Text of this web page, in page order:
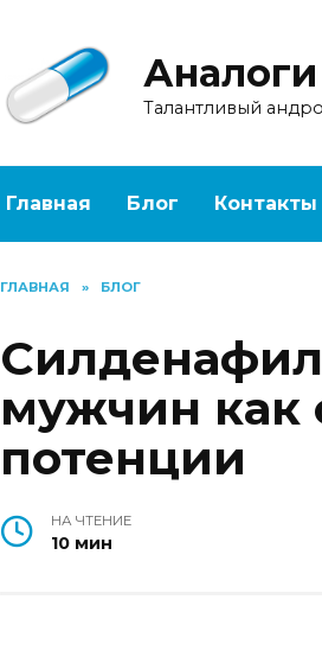
Талантливый
Главная Блог Контакты
ГЛАВНАЯ » БЛОГ
мужчин как
потенции
НА ЧТЕНИЕ
10 мин